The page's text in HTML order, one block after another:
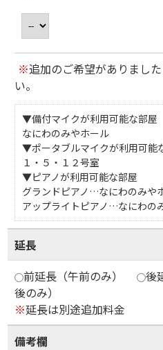
※追加のご希望がありまし
い。
▼備付マイクが利用可能な部屋
なにわのみやホール
▼ポータブルマイクが利用可能
１・５・１２号室
▼ピアノが利用可能な部屋
グランドピアノ…なにわのみや
アップライトピアノ…なにわの
延長
前延長（午前のみ）
後
後のみ）
※延長は別途追加料金
備考欄